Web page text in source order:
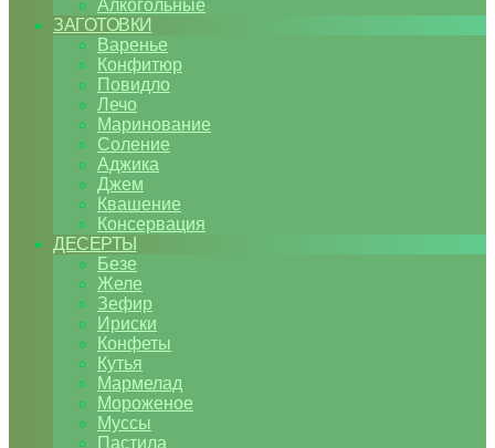
Алкогольные
ЗАГОТОВКИ
Варенье
Конфитюр
Повидло
Лечо
Маринование
Соление
Аджика
Джем
Квашение
Консервация
ДЕСЕРТЫ
Безе
Желе
Зефир
Ириски
Конфеты
Кутья
Мармелад
Мороженое
Муссы
Пастила